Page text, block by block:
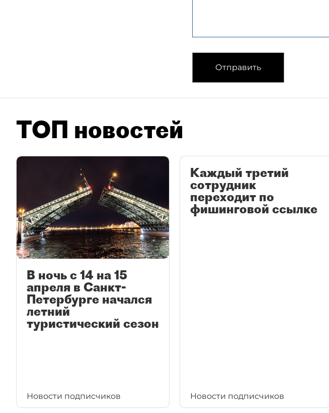
Отправить
ТОП новостей
В ночь с 14 на 15
апреля в Санкт-
Петербурге начался
летний
туристический сезон
Новости подписчиков
Каждый третий
сотрудник
переходит по
фишинговой ссылке
Новости подписчиков